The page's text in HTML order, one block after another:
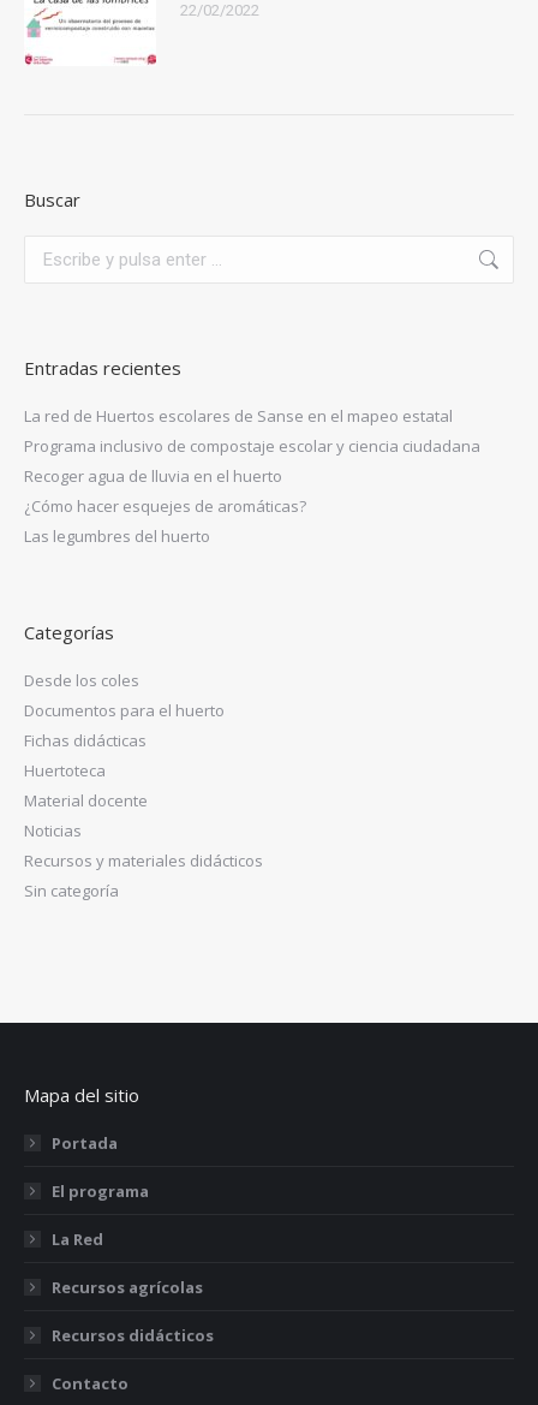
22/02/2022
Buscar
Entradas recientes
La red de Huertos escolares de Sanse en el mapeo estatal
Programa inclusivo de compostaje escolar y ciencia ciudadana
Recoger agua de lluvia en el huerto
¿Cómo hacer esquejes de aromáticas?
Las legumbres del huerto
Categorías
Desde los coles
Documentos para el huerto
Fichas didácticas
Huertoteca
Material docente
Noticias
Recursos y materiales didácticos
Sin categoría
Mapa del sitio
Portada
El programa
La Red
Recursos agrícolas
Recursos didácticos
Contacto